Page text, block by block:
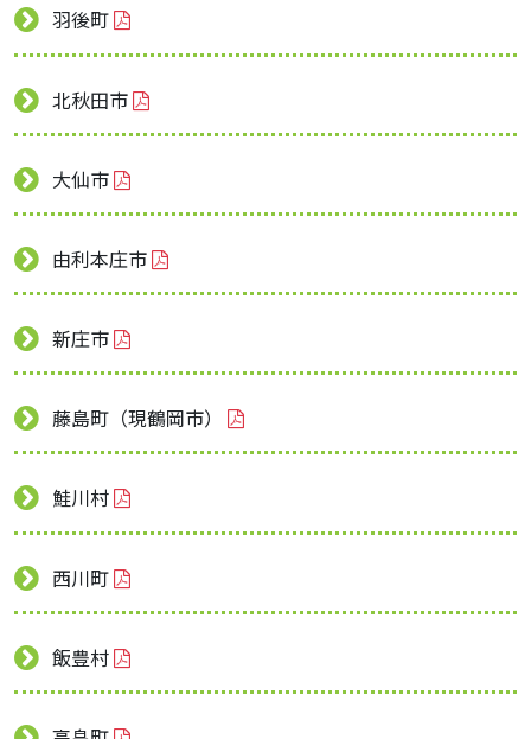
羽後町
北秋田市
大仙市
由利本庄市
新庄市
藤島町（現鶴岡市）
鮭川村
西川町
飯豊村